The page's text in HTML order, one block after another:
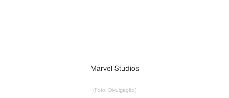
Marvel Studios
(Foto: Divulgação)